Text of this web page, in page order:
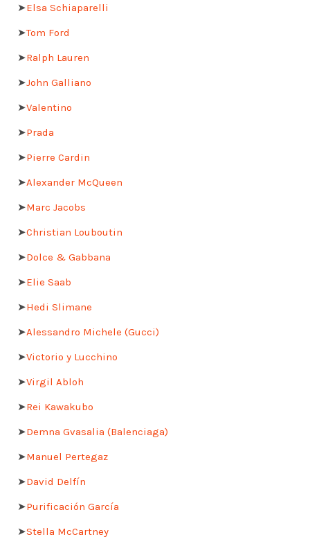
➤Elsa Schiaparelli
➤Tom Ford
➤Ralph Lauren
➤John Galliano
➤Valentino
➤Prada
➤Pierre Cardin
➤Alexander McQueen
➤Marc Jacobs
➤Christian Louboutin
➤Dolce & Gabbana
➤Elie Saab
➤Hedi Slimane
➤Alessandro Michele (Gucci)
➤Victorio y Lucchino
➤Virgil Abloh
➤Rei Kawakubo
➤Demna Gvasalia (Balenciaga)
➤Manuel Pertegaz
➤David Delfín
➤Purificación García
➤Stella McCartney